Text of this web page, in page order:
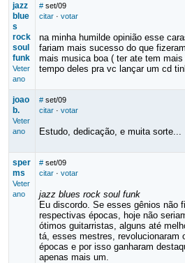
jazz
blue
s
rock
soul
funk
Veter
ano
# set/09
citar· votar
na minha humilde opinião esse
fariam mais sucesso do que
mais musica boa ( ter ate tem
tempo deles pra vc lançar um cd
joao
b.
Veter
ano
# set/09
citar· votar
Estudo, dedicação, e muita sorte...
sper
ms
Veter
ano
# set/09
citar· votar
jazz blues rock soul funk
Eu discordo. Se esses gênios não
respectivas épocas, hoje não
ótimos guitarristas, alguns até
tá, esses mestres, revolucionaram
épocas e por isso ganharam
apenas mais um.